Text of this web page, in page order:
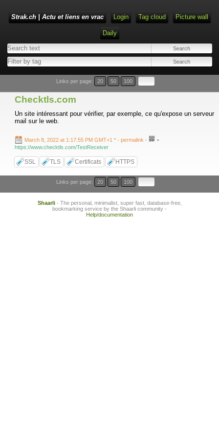
Strak.ch | Actu et liens en vrac Login Tag cloud Picture wall
Daily
Links per page: 20 50 100
Checktls.com
Un site intéressant pour vérifier, par exemple, ce qu'expose un serveur
mail sur le web.
March 8, 2022 at 1:17:55 PM GMT+1 * - permalink - -
https://www.checktls.com/TestReceiver
SSL TLS Certificats HTTPS
Links per page: 20 50 100
Shaarli- The personal, minimalist, super fast, database-free,
bookmarking service by the Shaarli community -
Help/documentation